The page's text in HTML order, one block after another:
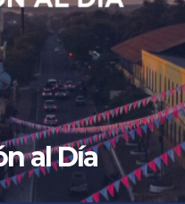
al Día